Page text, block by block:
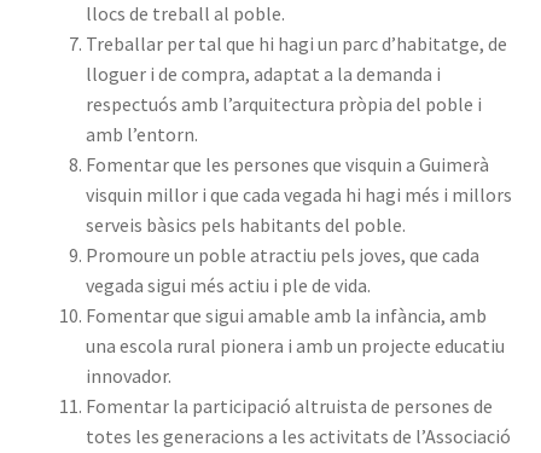
llocs de treball al poble.
Treballar per tal que hi hagi un parc d’habitatge, de
lloguer i de compra, adaptat a la demanda i
respectuós amb l’arquitectura pròpia del poble i
amb l’entorn.
Fomentar que les persones que visquin a Guimerà
visquin millor i que cada vegada hi hagi més i millors
serveis bàsics pels habitants del poble.
Promoure un poble atractiu pels joves, que cada
vegada sigui més actiu i ple de vida.
Fomentar que sigui amable amb la infància, amb
una escola rural pionera i amb un projecte educatiu
innovador.
Fomentar la participació altruista de persones de
totes les generacions a les activitats de l’Associació